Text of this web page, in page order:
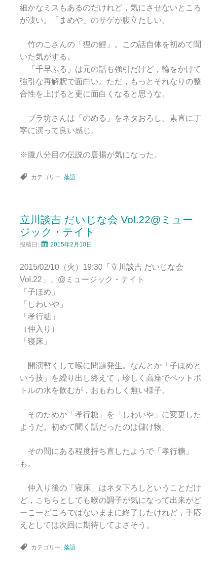
細かなミスもあるのだけれど，気にさせないところ
が凄い。「まめや」のサゲが腹立たしい。
竹のこさんの「狸の鯉」。この話自体を初めて聞
いた気がする。
「千早ふる」は元の話も強引だけど，輪をかけて
強引な再解釈で面白い。ただ，もっとそれなりの整
合性を上げると更に面白くなると思うな。
ブラ坊さんは「のめる」をネタおろし。素直に丁
寧に演って良い感じ。
※腹八分目の伝説の唐揚が気になった。
カテゴリー: 落語
立川談吉 だいじな会 Vol.22@ミュー
ジック・テイト
投稿日: 2015年2月10日
2015/02/10（火）19:30「立川談吉 だいじな会
Vol.22」」@ミュージック・テイト
「子ほめ」
「しわいや」
「孝行糖」
（仲入り）
「寝床」
開演暫くして喉に問題発生。なんとか「子ほめと
いう技」を繰り出し終えて，珍しく高座でペットボ
トルの水を飲むが，おもわしく無い様子。
そのためか「孝行糖」を「しわいや」に変更した
ようだ。初めて聞く話だったのは儲け物。
その間にある程度持ち直したようで「孝行糖」
も。
仲入り後の「寝床」はネタ下ろしということだけ
ど，こちらとしても喉の調子が気になって出来がど
ーこーどころではないままに終了したけれど，手応
えとしては次回に期待してよさそう。
カテゴリー: 落語